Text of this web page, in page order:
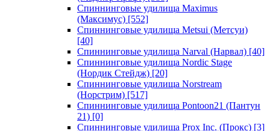
Спиннинговые удилища Maximus
(Максимус) [552]
Спиннинговые удилища Metsui (Метсуи)
[40]
Спиннинговые удилища Narval (Нарвал) [40]
Спиннинговые удилища Nordic Stage
(Нордик Стейдж) [20]
Спиннинговые удилища Norstream
(Норстрим) [517]
Спиннинговые удилища Pontoon21 (Пантун
21) [0]
Спиннинговые удилища Prox Inc. (Прокс) [3]